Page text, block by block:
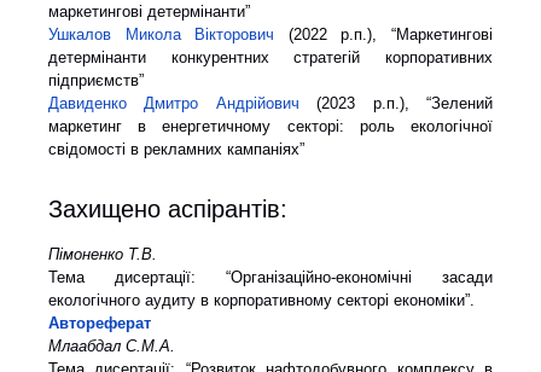
маркетингові детермінанти”
Ушкалов Микола Вікторович (2022 р.п.), “Маркетингові
детермінанти конкурентних стратегій корпоративних
підприємств”
Давиденко Дмитро Андрійович (2023 р.п.), “Зелений
маркетинг в енергетичному секторі: роль екологічної
свідомості в рекламних кампаніях”
Захищено аспірантів:
Пімоненко Т.В.
Тема дисертації: “Організаційно-економічні засади
екологічного аудиту в корпоративному секторі економіки”.
Автореферат
Млаабдал С.М.А.